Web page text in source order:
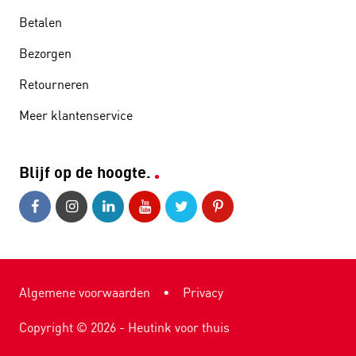
Betalen
Bezorgen
Retourneren
Meer klantenservice
Blijf op de hoogte.
Algemene voorwaarden • Privacy
Copyright © 2026 - Heutink voor thuis